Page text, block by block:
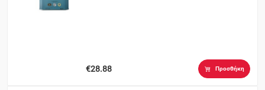
€28.88 Προσθήκη